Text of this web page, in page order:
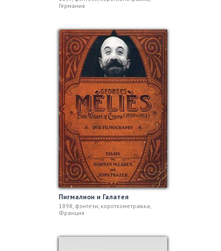
Германия
Пигмалион и Галатея
1898, фэнтези, короткометражка,
Франция